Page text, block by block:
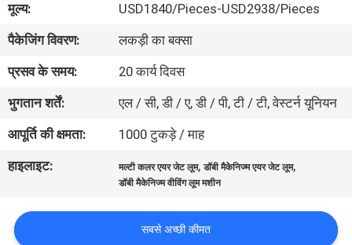
कारखाना
भ्रमण
गुणवत्ता
नियंत्रण
हमसे
करें
मूल्य:
USD1840/Pieces-USD2938/Pieces
पैकेजिंग विवरण:
लकड़ी का बक्सा
प्रसव के समय:
20 कार्य दिवस
भुगतान शर्तें:
एल / सी, डी / ए, डी / पी, टी / टी, वेस्टर्न यूनियन
आपूर्ति की क्षमता:
1000 टुकड़े / माह
हाइलाइट:
मल्टी कलर एयर जेट लूम,डॉबी मैकेनिज्म एयर जेट लूम,
डॉबी मैकेनिज्म वीविंग लूम मशीन
सबसे अच्छी कीमत